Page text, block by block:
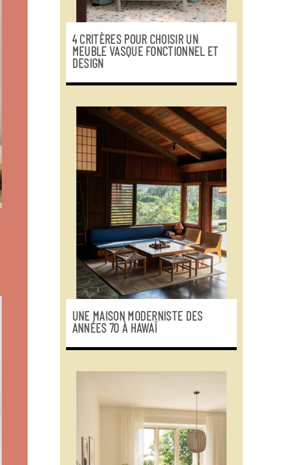
4 CRITÈRES POUR CHOISIR UN
MEUBLE VASQUE FONCTIONNEL ET
DESIGN
UNE MAISON MODERNISTE DES
ANNÉES 70 À HAWAÏ